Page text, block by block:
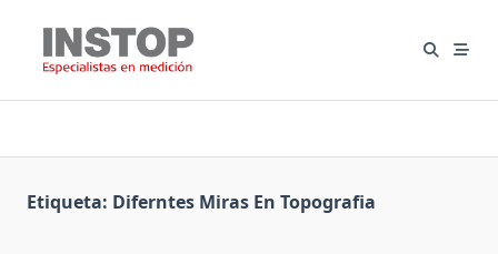
contenido
Etiqueta: Diferntes Miras En Topografia